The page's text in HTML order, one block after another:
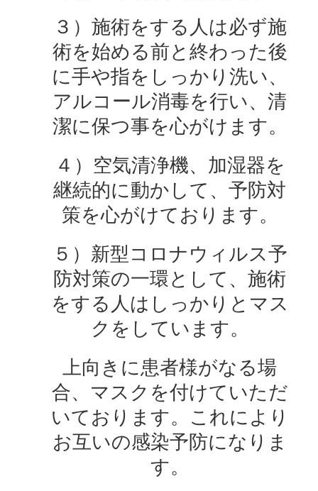
３）施術をする人は必ず施
術を始める前と終わった後
に手や指をしっかり洗い、
アルコール消毒を行い、清
潔に保つ事を心がけます。
４）空気清浄機、加湿器を
継続的に動かして、予防対
策を心がけております。
５）新型コロナウィルス予
防対策の一環として、施術
をする人はしっかりとマス
クをしています。
上向きに患者様がなる場
合、マスクを付けていただ
いております。これにより
お互いの感染予防になりま
す。